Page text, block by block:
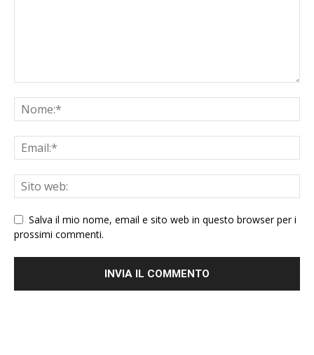
Salva il mio nome, email e sito web in questo browser per i
prossimi commenti.